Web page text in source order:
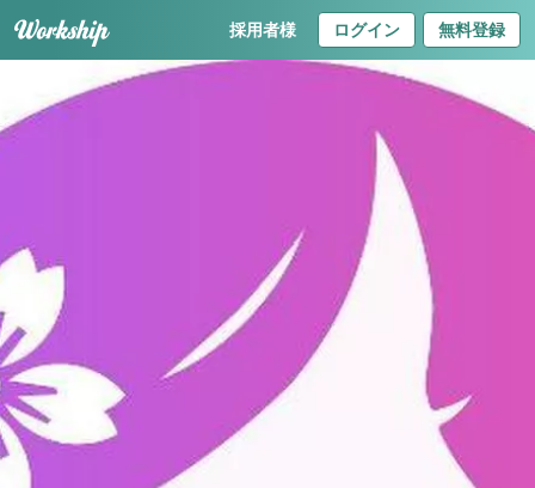
採用者様 ログイン 無料登録